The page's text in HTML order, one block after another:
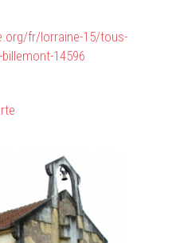
fr/lorraine-15/tous-
14596